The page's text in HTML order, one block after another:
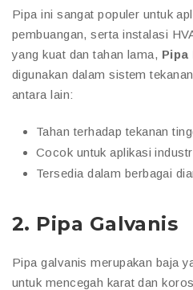
Pipa ini sangat populer untuk
pembuangan, serta instalasi
yang kuat dan tahan lama, Pipa
digunakan dalam sistem
antara lain:
Tahan terhadap tekanan
Cocok untuk aplikasi
Tersedia dalam berbagai
2. Pipa Galvanis
Pipa galvanis merupakan baja
untuk mencegah karat dan